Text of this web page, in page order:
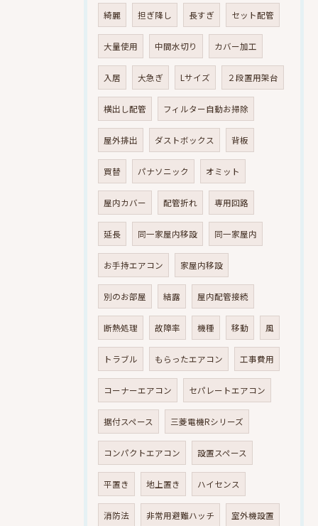
綺麗 担ぎ降し 長すぎ セット配管
大量使用 中間水切り カバー加工
入居 大急ぎ Lサイズ ２段置用架台
横出し配管 フィルター自動お掃除
屋外排出 ダストボックス 背板
買替 パナソニック オミット
屋内カバー 配管折れ 専用回路
延長 同一家屋内移設 同一家屋内
お手持エアコン 家屋内移設
別のお部屋 結露 屋内配管接続
断熱処理 故障率 機種 移動 風
トラブル もらったエアコン 工事費用
コーナーエアコン セパレートエアコン
据付スペース 三菱電機Rシリーズ
コンパクトエアコン 設置スペース
平置き 地上置き ハイセンス
消防法 非常用避難ハッチ 室外機設置